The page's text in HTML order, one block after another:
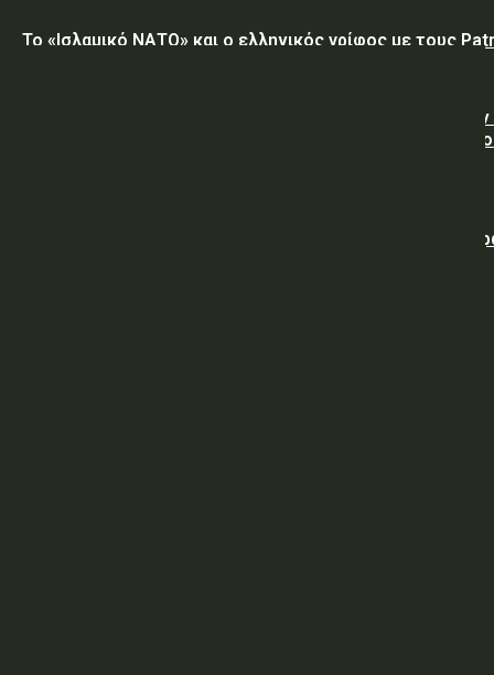
Το «Ισλαμικό ΝΑΤΟ» και ο ελληνικός γρίφος με τους
Η Τεχεράνη θα διατηρήσει τον αποκλεισμό των
Ορμούζ έως ότου οι ΗΠΑ αποδεχθούν “όλους” τους
Ο Νετανιάχου απορρίπτει το ειρηνευτικό σχέδιο του